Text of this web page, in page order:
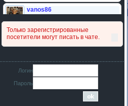
vanos86
сравнивал подушку акпп бензиновой и
дизельной машины намера
4578063AG и 4578061AG? По фото
iMrCoffeeBLR4
11 июля 2026
[b]era124[/b],
Ага понял буду знать спасибо
Только зарегистрированные
посетители могут писать в чате.
Логин
Пароль